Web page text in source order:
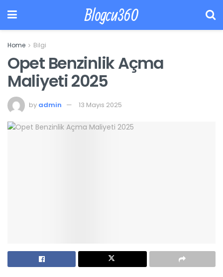
Blogcu360
Home Bilgi
Opet Benzinlik Açma
Maliyeti 2025
by admin 13 Mayıs 2025